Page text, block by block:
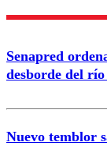
Nombre
Correo
Senapred
desborde del
Nuevo temblor